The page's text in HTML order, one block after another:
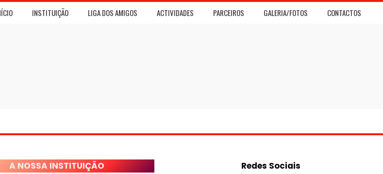
INSTITUIÇÃO LIGA DOS AMIGOS ACTIVIDADES PARCEIROS GALERIA/FOTOS CONTACTOS
A NOSSA INSTITUIÇÃO Redes Sociais